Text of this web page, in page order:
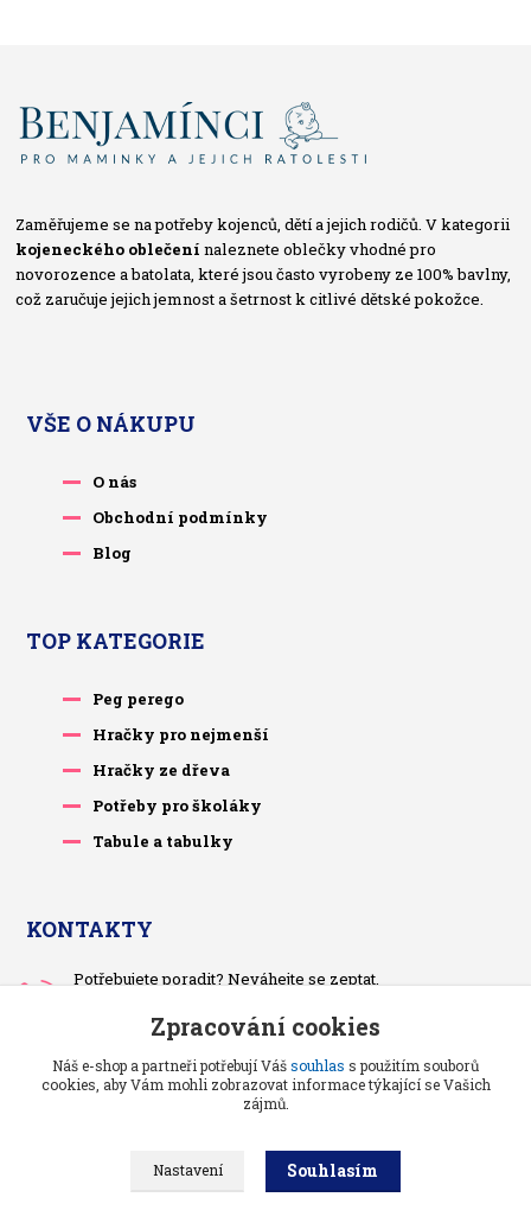
Zaměřujeme se na potřeby kojenců, dětí a jejich rodičů. V kategorii
kojeneckého oblečení naleznete oblečky vhodné pro
novorozence a batolata, které jsou často vyrobeny ze 100% bavlny,
což zaručuje jejich jemnost a šetrnost k citlivé dětské pokožce.
VŠE O NÁKUPU
O nás
Obchodní podmínky
Blog
TOP KATEGORIE
Peg perego
Hračky pro nejmenší
Hračky ze dřeva
Potřeby pro školáky
Tabule a tabulky
KONTAKTY
Potřebujete poradit? Neváhejte se zeptat.
Po-čt, po 13 hodině
pietrasova.p@seznam.cz
Zpracování cookies
Náš e-shop a partneři potřebují Vášsouhlas s použitím souborů
cookies, aby Vám mohli zobrazovat informace týkající se Vašich
zájmů.
Nastavení Souhlasím